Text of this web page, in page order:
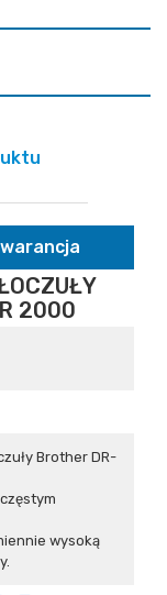
2000
Brother DR-
wysoką